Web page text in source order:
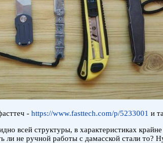
- https://www.fasttech.com/p/5233001 и
всей структуры, в характеристиках
ли не ручной работы с дамасской стали то?